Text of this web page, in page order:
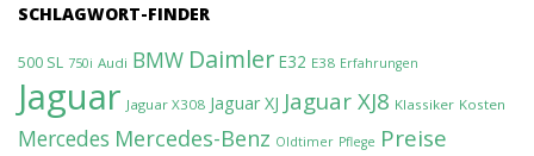
SCHLAGWORT-FINDER
500 SL 750i Audi BMW Daimler E32 E38 Erfahrungen
Jaguar Jaguar X308 Jaguar XJ Jaguar XJ8 Klassiker Kosten
Mercedes Mercedes-Benz Oldtimer Pflege Preise